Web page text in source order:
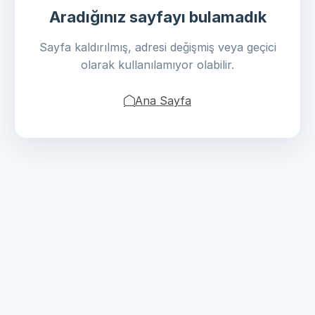
Aradığınız sayfayı bulamadık
Sayfa kaldırılmış, adresi değişmiş veya geçici
olarak kullanılamıyor olabilir.
Ana Sayfa